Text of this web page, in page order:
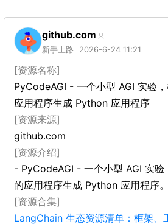
github.com
新手上路 2026-6-24 11:21
[资源名称]
PyCodeAGI - 一个小型 AGI 实验
应用程序生成 Python 应用程序
[资源来源]
github.com
[资源介绍]
- PyCodeAGI - 一个小型 AGI 实验
的应用程序生成 Python 应用程序。
[资源合集]
LangChain 生态资源清单：框架、